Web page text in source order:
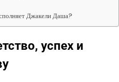
Джакели Даша?
успех и